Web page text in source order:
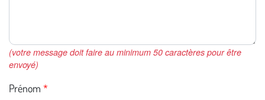
(votre message doit faire au minimum 50 caractères pour être
envoyé)
Prénom